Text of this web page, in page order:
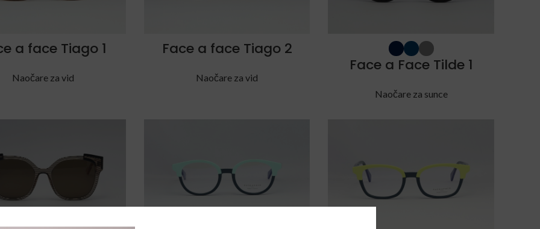
a face Tiago 1
Naočare za vid
Face a face Tiago 2
Naočare za vid
Face a Face Tilde 1
Naočare za sunce